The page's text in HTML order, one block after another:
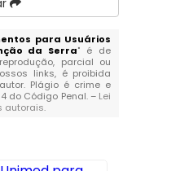
para Usuários
da Serra" é de
parcial ou
links, é proibida
Plágio é crime e
do Código Penal. – Lei
autorais.